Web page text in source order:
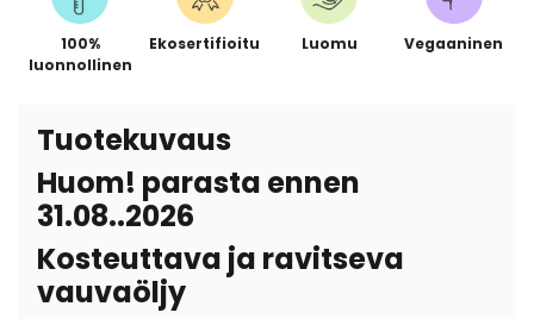
100%
luonnollinen
Ekosertifioitu Luomu Vegaaninen
Tuotekuvaus
Huom! parasta ennen
31.08..2026
Kosteuttava ja ravitseva
vauvaöljy